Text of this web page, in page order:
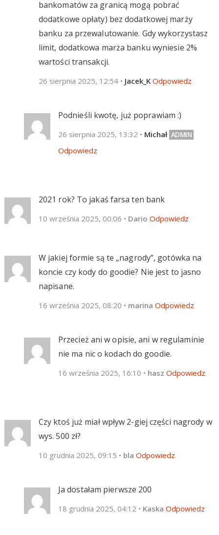
bankomatów za granicą mogą pobrać
dodatkowe opłaty) bez dodatkowej marży
banku za przewalutowanie. Gdy wykorzystasz
limit, dodatkowa marża banku wyniesie 2%
wartości transakcji.
26 sierpnia 2025, 12:54 • Jacek_K Odpowiedz
Podnieśli kwotę, już poprawiam :)
26 sierpnia 2025, 13:32 • Michał
Odpowiedz
2021 rok? To jakaś farsa ten bank
10 września 2025, 00:06 • Dario Odpowiedz
W jakiej formie są te „nagrody”, gotówka na
koncie czy kody do goodie? Nie jest to jasno
napisane.
16 września 2025, 08:20 • marina Odpowiedz
Przecież ani w opisie, ani w regulaminie
nie ma nic o kodach do goodie.
16 września 2025, 16:10 • hasz Odpowiedz
Czy ktoś już miał wpływ 2-giej części nagrody w
wys. 500 zł?
10 grudnia 2025, 09:15 • bla Odpowiedz
Ja dostałam pierwsze 200
18 grudnia 2025, 04:12 • Kaska Odpowiedz